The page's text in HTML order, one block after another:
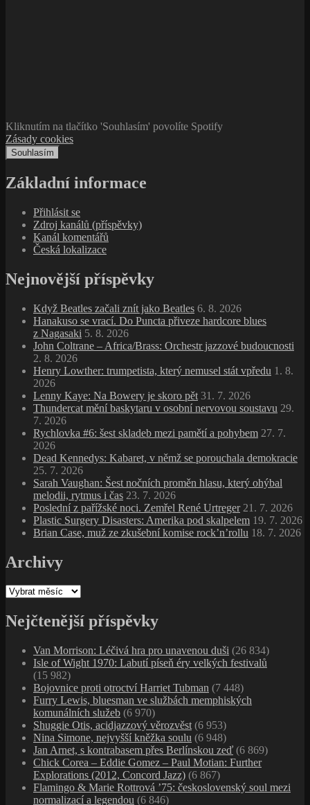
Kliknutím na tlačítko 'Souhlasím' povolíte Spotify
Zásady cookies
Souhlasím
Základní informace
Přihlásit se
Zdroj kanálů (příspěvky)
Kanál komentářů
Česká lokalizace
Nejnovější příspěvky
Když Beatles začali znít jako Beatles 6. 8. 2026
Hanakuso se vrací. Do Puncta přiveze hardcore blues
z Nagasaki 5. 8. 2026
John Coltrane – Africa/Brass: Orchestr jazzové budoucnosti
2. 8. 2026
Henry Lowther: trumpetista, který nemusel stát vpředu 1. 8.
2026
Lenny Kaye: Na Bowery je skoro pět 31. 7. 2026
Thundercat mění baskytaru v osobní nervovou soustavu 29.
7. 2026
Rychlovka #6: šest skladeb mezi pamětí a pohybem 27. 7.
2026
Dead Kennedys: Kabaret, v němž se porouchala demokracie
25. 7. 2026
Sarah Vaughan: Šest nočních proměn hlasu, který ohýbal
melodii, rytmus i čas 23. 7. 2026
Poslední z pařížské noci. Zemřel René Urtreger 21. 7. 2026
Plastic Surgery Disasters: Amerika pod skalpelem 19. 7. 2026
Brian Case, muž ze zkušební komise rock’n’rollu 18. 7. 2026
Archivy
Archivy
Nejčtenější příspěvky
Van Morrison: Léčivá hra pro unavenou duši (26 834)
Isle of Wight 1970: Labutí píseň éry velkých festivalů
(15 982)
Bojovnice proti otroctví Harriet Tubman (7 448)
Furry Lewis, bluesman ve službách memphiských
komunálních služeb (6 970)
Shuggie Otis, acidjazzový věrozvěst (6 953)
Nina Simone, nejvyšší kněžka soulu (6 948)
Jan Arnet, s kontrabasem přes Berlínskou zeď (6 869)
Chick Corea – Eddie Gomez – Paul Motian: Further
Explorations (2012, Concord Jazz) (6 867)
Flamingo & Marie Rottrová ’75: československý soul mezi
normalizací a legendou (6 846)